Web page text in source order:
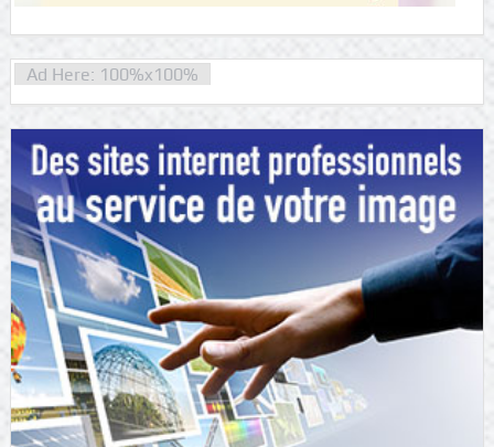
Ad Here: 100%x100%